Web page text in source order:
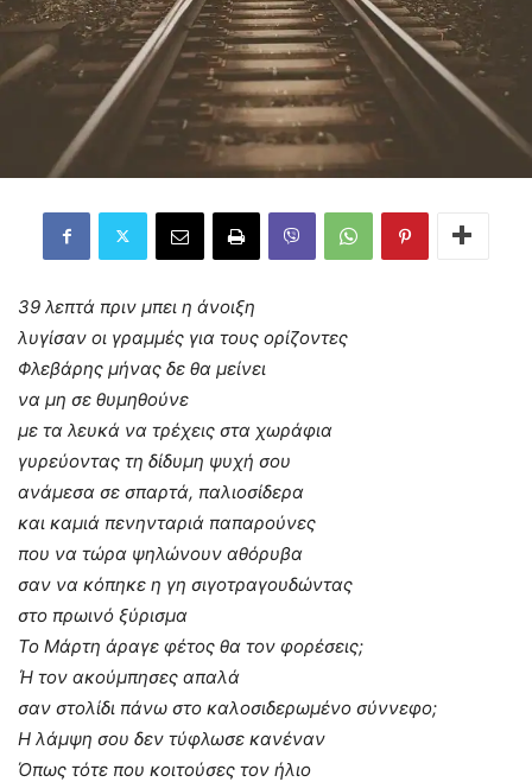
39 λεπτά πριν μπει η άνοιξη
λυγίσαν οι γραμμές για τους ορίζοντες
Φλεβάρης μήνας δε θα μείνει
να μη σε θυμηθούνε
με τα λευκά να τρέχεις στα χωράφια
γυρεύοντας τη δίδυμη ψυχή σου
ανάμεσα σε σπαρτά, παλιοσίδερα
και καμιά πενηνταριά παπαρούνες
που να τώρα ψηλώνουν αθόρυβα
σαν να κόπηκε η γη σιγοτραγουδώντας
στο πρωινό ξύρισμα
Το Μάρτη άραγε φέτος θα τον φορέσεις;
Ή τον ακούμπησες απαλά
σαν στολίδι πάνω στο καλοσιδερωμένο σύννεφο;
Η λάμψη σου δεν τύφλωσε κανέναν
Όπως τότε που κοιτούσες τον ήλιο